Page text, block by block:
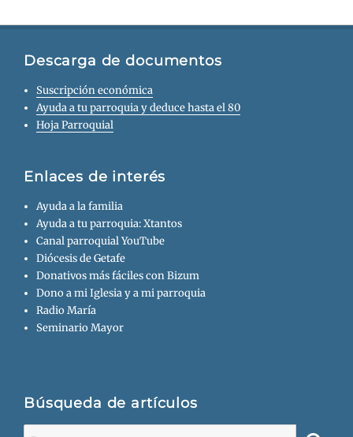
Descarga de documentos
Suscripción económica
Ayuda a tu parroquia y deduce hasta el 80
Hoja Parroquial
Enlaces de interés
Ayuda a la familia
Ayuda a tu parroquia: Xtantos
Canal parroquial YouTube
Diócesis de Getafe
Donativos más fáciles con Bizum
Dono a mi Iglesia y a mi parroquia
Radio María
Seminario Mayor
Búsqueda de artículos